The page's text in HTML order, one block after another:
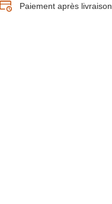
Paiement après livraison